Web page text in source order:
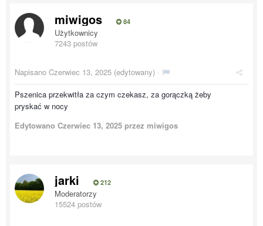
miwigos 84
Użytkownicy
7243 postów
Napisano Czerwiec 13, 2025 (edytowany) ·
Pszenica przekwitła za czym czekasz, za gorączką żeby
pryskać w nocy
Edytowano Czerwiec 13, 2025 przez miwigos
jarki 212
Moderatorzy
15524 postów